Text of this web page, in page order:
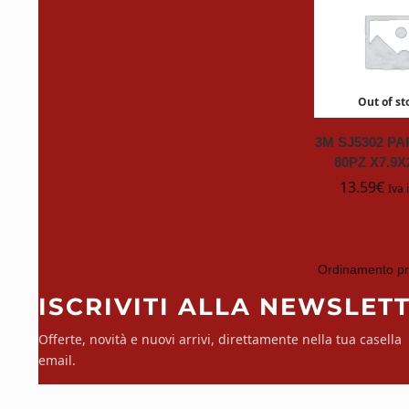
Out of
3M SJ5302
80PZ
13.59€ Iva
FAS
ISCRIVITI ALLA
Offerte, novità e nuovi arrivi, direttamente nella tua casella
email.